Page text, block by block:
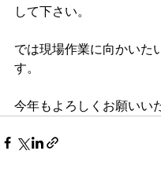
して下さい。
では現場作業に向かいた
す。
今年もよろしくお願いい